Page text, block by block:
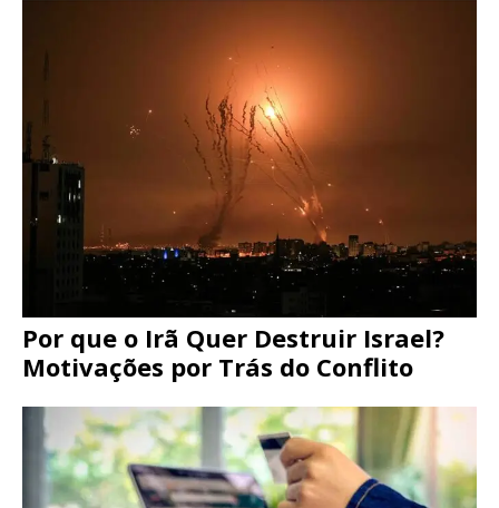
Por que o Irã Quer Destruir Israel?
Motivações por Trás do Conflito